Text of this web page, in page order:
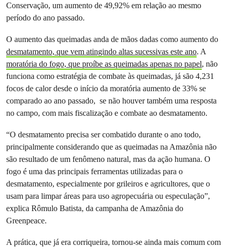
Conservação, um aumento de 49,92% em relação ao mesmo
período do ano passado.
O aumento das queimadas anda de mãos dadas como aumento do
desmatamento, que vem atingindo altas sucessivas este ano. A
moratória do fogo, que proíbe as queimadas apenas no papel, não
funciona como estratégia de combate às queimadas, já são 4,231
focos de calor desde o início da moratória aumento de 33% se
comparado ao ano passado, se não houver também uma resposta
no campo, com mais fiscalização e combate ao desmatamento.
“O desmatamento precisa ser combatido durante o ano todo,
principalmente considerando que as queimadas na Amazônia não
são resultado de um fenômeno natural, mas da ação humana. O
fogo é uma das principais ferramentas utilizadas para o
desmatamento, especialmente por grileiros e agricultores, que o
usam para limpar áreas para uso agropecuária ou especulação”,
explica Rômulo Batista, da campanha de Amazônia do
Greenpeace.
A prática, que já era corriqueira, tornou-se ainda mais comum com